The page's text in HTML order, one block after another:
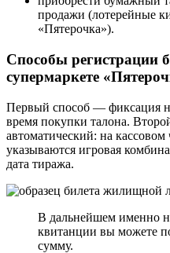
продажи (лотерейные
«Пятерочка»).
Способы регистрации
супермаркете
Первый способ — фиксация
время покупки талона.
автоматический: на кассовом
указываются игровая
дата тиража.
В дальнейшем именно
квитанции вы можете
сумму.